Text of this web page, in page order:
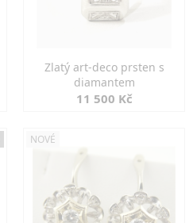
Zlatý art-deco prsten s
diamantem
11 500 Kč
NOVÉ